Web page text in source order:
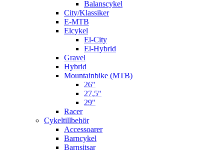
Balanscykel
City/Klassiker
E-MTB
Elcykel
El-City
El-Hybrid
Gravel
Hybrid
Mountainbike (MTB)
26"
27,5"
29"
Racer
Cykeltillbehör
Accessoarer
Barncykel
Barnsitsar